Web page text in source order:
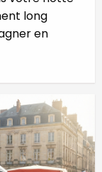
long
en